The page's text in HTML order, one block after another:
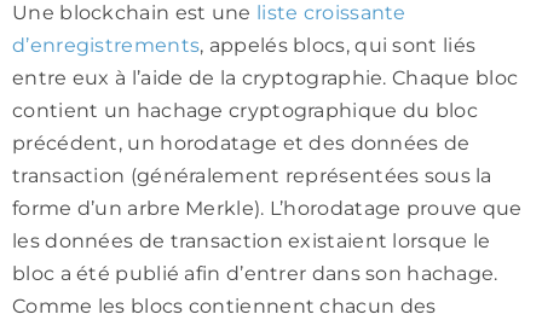
Une blockchain est une liste croissante
d’enregistrements, appelés blocs, qui sont liés
entre eux à l’aide de la cryptographie. Chaque bloc
contient un hachage cryptographique du bloc
précédent, un horodatage et des données de
transaction (généralement représentées sous la
forme d’un arbre Merkle). L’horodatage prouve que
les données de transaction existaient lorsque le
bloc a été publié afin d’entrer dans son hachage.
Comme les blocs contiennent chacun des